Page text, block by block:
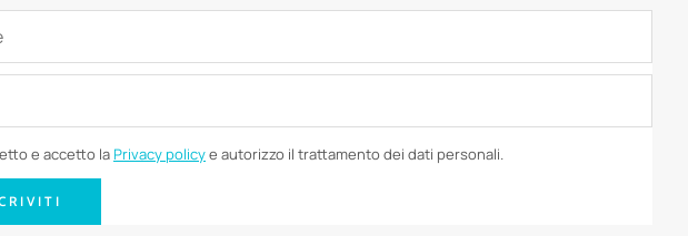
e accetto laPrivacy policye autorizzo il trattamento dei dati personali.